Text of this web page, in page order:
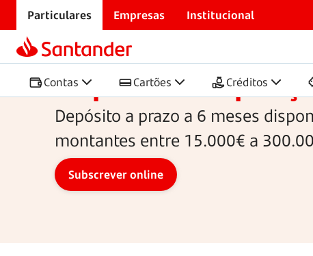
Particulares Empresas Institucional
Contas Cartões Créditos
Início Poupanças Depósito Poupança 6 meses
Depósito
Depósito a prazo a 6 meses
montantes entre 15.000€ a